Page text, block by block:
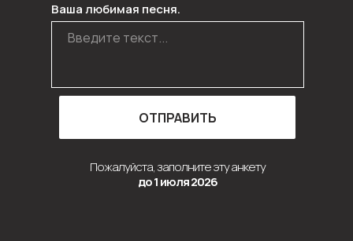
Ваша любимая песня.
ОТПРАВИТЬ
Пожалуйста, заполните эту анкету
до 1 июля 2026